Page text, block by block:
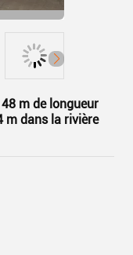
m de longueur
m dans la rivière